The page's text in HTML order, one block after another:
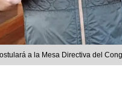
a la Mesa Directiva del